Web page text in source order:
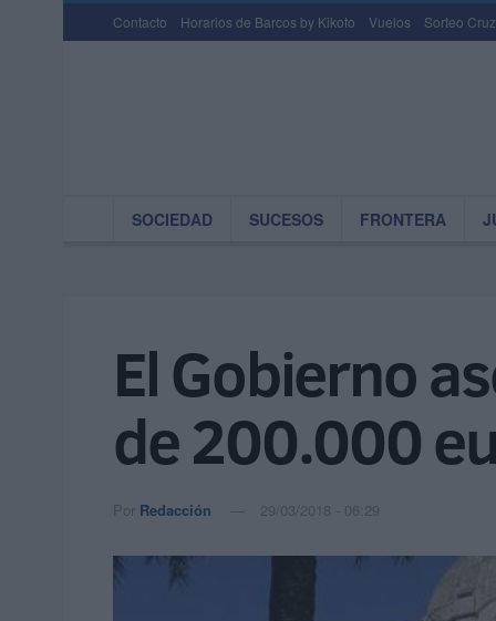
Contacto Horarios de Barcos by Kikoto Vuelos Sorteo
SOCIEDAD SUCESOS FRONTERA
El Gobierno
de 200.000
Por Redacción 29/03/2018 - 06:29